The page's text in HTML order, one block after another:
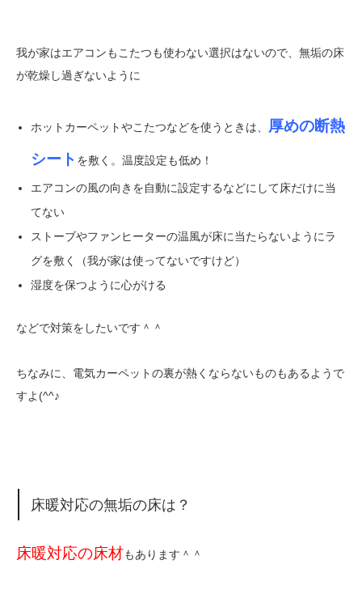
我が家はエアコンもこたつも使わない選択はないので、無垢の床
が乾燥し過ぎないように
ホットカーペットやこたつなどを使うときは、 厚めの断熱
シート を敷く。温度設定も低め！
エアコンの風の向きを自動に設定するなどにして床だけに当
てない
ストーブやファンヒーターの温風が床に当たらないようにラ
グを敷く（我が家は使ってないですけど）
湿度を保つように心がける
などで対策をしたいです＾＾
ちなみに、電気カーペットの裏が熱くならないものもあるようで
すよ(^^♪
床暖対応の無垢の床は？
床暖対応の床材もあります＾＾